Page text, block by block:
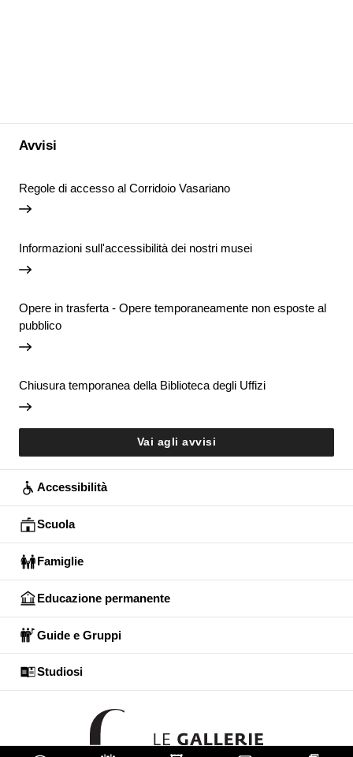
Avvisi
Regole di accesso al Corridoio Vasariano
Informazioni sull'accessibilità dei nostri musei
Opere in trasferta - Opere temporaneamente non esposte al
pubblico
Chiusura temporanea della Biblioteca degli Uffizi
Vai agli avvisi
Accessibilità
Scuola
Famiglie
Educazione permanente
Guide e Gruppi
Studiosi